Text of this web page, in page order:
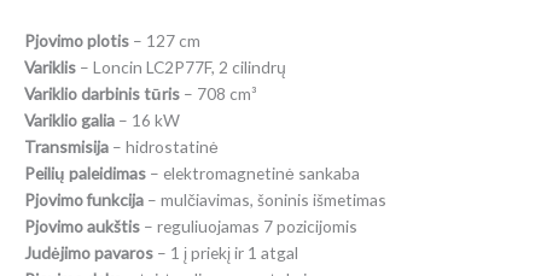
Pjovimo plotis – 127 cm
Variklis – Loncin LC2P77F, 2 cilindrų
Variklio darbinis tūris – 708 cm³
Variklio galia – 16 kW
Transmisija – hidrostatinė
Peilių paleidimas – elektromagnetinė sankaba
Pjovimo funkcija – mulčiavimas, šoninis išmetimas
Pjovimo aukštis – reguliuojamas 7 pozicijomis
Judėjimo pavaros – 1 į priekį ir 1 atgal